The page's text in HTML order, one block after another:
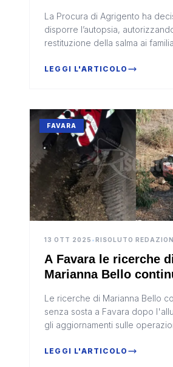
La Procura di Agrigento ha
disporre l’autopsia,
restituzione della salma ai
LEGGI L'ARTICOLO
FAVARA
13 OTT 2025 •RISOLUTO
A Favara le ricerche
Marianna Bello
Le ricerche di Marianna Bello
senza sosta a Favara dopo
gli aggiornamenti sulle
LEGGI L'ARTICOLO